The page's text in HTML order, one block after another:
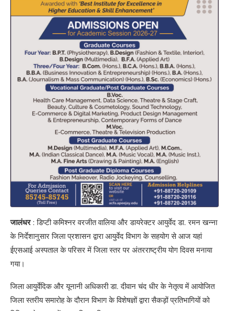
जालंधर : डिप्टी कमिश्नर वरजीत वालिया और डायरेक्टर आयुर्वेद डा. रमन खन्ना
के निर्देशानुसार जिला प्रशासन द्वारा आयुर्वेद विभाग के सहयोग से आज यहां
ईएसआई अस्पताल के परिसर में जिला स्तर पर अंतरराष्ट्रीय योग दिवस मनाया
गया।
जिला आयुर्वेदिक और यूनानी अधिकारी डा. दीवान चंद धीर के नेतृत्व में आयोजित
जिला स्तरीय समारोह के दौरान विभाग के विशेषज्ञों द्वारा सैकड़ों प्रतिभागियों को